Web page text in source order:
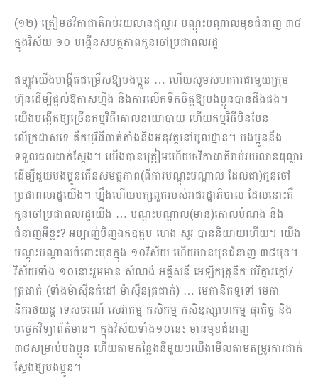
(១២) ត្រៀមថវិកាជាតិរាប់រយលានដុល្លារ បណ្ដុះបណ្ដាលមុខជំនាញ ៣៨
ក្នុងវិស័យ ១០ បង្កើនសមត្ថភាពកូនចៅប្រជាពលរដ្ឋ
ឥឡូវយើងបង្កើតជម្រើសឱ្យបងប្អូន … ហើយសូមសហការជាមួយក្រុម
ហ៊ុនដើម្បីផ្ដល់ឱកាសហ្នឹង និងការលើកទឹកចិត្តឱ្យបងប្អូនបានដឹងផង។
យើងបង្កើតឱ្យច្រើនកម្មវិធីគោលនយោបាយ ហើយកម្មវិធីមិនមែន
លើក្រដាសទេ គឺកម្មវិធីចាត់តាំងនិងអនុវត្តនៅមូលដ្នាន។ បងប្អូននឹង
ទទួលផលជាក់ស្ដែង។ យើងបានត្រៀមហើយថវិកាជាតិរាប់រយលានដុល្លារ
ដើម្បីជួយបងប្អូនកើនសមត្ថភាព(ពីការបណ្ដុះបណ្ដាល ដែលជា)កូនចៅ
ប្រជាពលរដ្ឋយើង​។ ហ្នឹងហើយបក្សពួករបស់រាជរដ្ឋាភិបាល ដែលនោះគឺ
កូនចៅប្រជាពលរដ្ឋយើង … បណ្ដុះបណ្ដាល(មាន)គោលបំណង និង
ជំនាញអីខ្លះ? អម្បាញ់មិញឯកឧត្ដម ហេង សួរ បាននិយាយហើយ។ យើង
បណ្ដុះបណ្ដាលចំពោះមុខក្នុង ១០វិស័យ ហើយមានមុខជំនាញ ៣៨មុខ។
វិស័យទាំង ១០នោះរួមមាន សំណង់ អគ្គិសនី អេឡិកត្រូនិក បរិក្ខារក្ដៅ/
ត្រជាក់ (ទាំងម៉ាស៊ីនកំដៅ ម៉ាស៊ីនត្រជាក់) … មេកានិកទូទៅ មេកា
និករថយន្ត ទេសចរណ៍ សេវាកម្ម កសិកម្ម កសិឧស្សាហកម្ម ធុរកិច្ច និង
បច្ចេកវិទ្យាព័ត៌មាន។ ក្នុងវិស័យទាំង១០នេះ មានមុខជំនាញ
៣៨សម្រាប់បងប្អូន ហើយតាមកន្លែងនីមួយៗយើងមើលតាមតម្រូវការជាក់
ស្ដែងឱ្យបងប្អូន។